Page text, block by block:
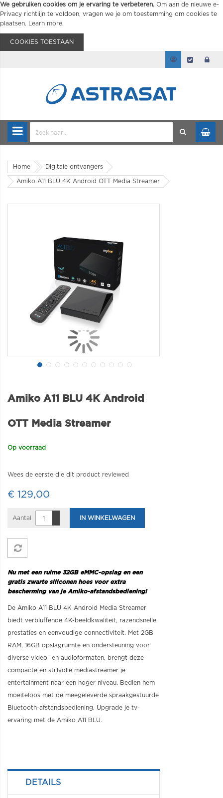
We gebruiken cookies om je ervaring te verbeteren. Om aan de nieuwe e-
Privacy richtlijn te voldoen, vragen we je om toestemming om cookies te
plaatsen.
Learn more.
COOKIES TOESTAAN
Home Digitale ontvangers
Amiko A11 BLU 4K Android OTT Media Streamer
Amiko A11 BLU 4K Android
OTT Media Streamer
Op voorraad
Wees de eerste die dit product reviewed
€ 129,00
Aantal IN WINKELWAGEN
Nu met een ruime 32GB eMMC-opslag en een
gratis zwarte siliconen hoes voor extra
bescherming van je Amiko-afstandsbediening!
De Amiko A11 BLU 4K Android Media Streamer
biedt verbluffende 4K-beeldkwaliteit, razendsnelle
prestaties en eenvoudige connectiviteit. Met 2GB
RAM, 16GB opslagruimte en ondersteuning voor
diverse video- en audioformaten, brengt deze
compacte en stijlvolle mediastreamer je
entertainment naar een hoger niveau. Bedien hem
moeiteloos met de meegeleverde spraakgestuurde
Bluetooth-afstandsbediening. Upgrade je tv-
ervaring met de Amiko A11 BLU.
DETAILS